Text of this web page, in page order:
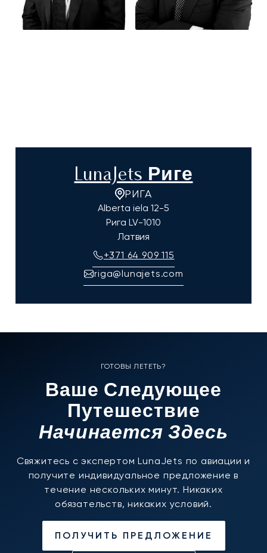
LunaJets Риге
РИГА
Alberta iela 12-5
Рига LV-1010
Латвия
+371 64 909 115
riga@lunajets.com
ГОТОВЫ ЛЕТЕТЬ?
Ваше Следующее
Путешествие
Начинается Здесь
Свяжитесь с экспертом LunaJets по авиации и
получите индивидуальное предложение в
течение нескольких минут. Никаких
обязательств, никаких условий.
ПОЛУЧИТЬ ПРЕДЛОЖЕНИЕ